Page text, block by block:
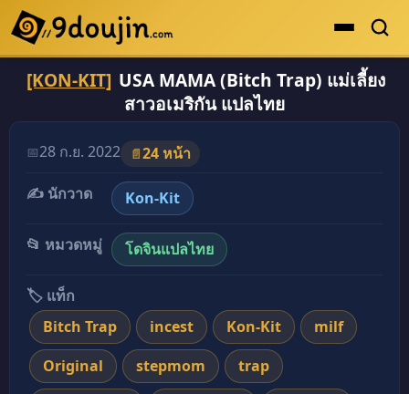
ดูเยอะสุด
คะแนนเยอะสุด
โดจินรูปสี
ระดับตำนาน
เรื่องที่เก็บไว้
[KON-KIT] USA MAMA (Bitch Trap) แม่เลี้ยง
สาวอเมริกัน แปลไทย
📅28 ก.ย. 2022 📄24 หน้า
✍️ นักวาด
Kon-Kit
📂 หมวดหมู่ โดจินแปลไทย
🏷️ แท็ก
Bitch Trap
incest Kon-Kit
milf
Original
stepmom
trap